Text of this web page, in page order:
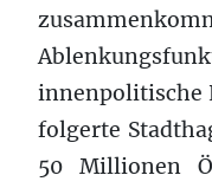
innenpolitische
folgerte
50 Millionen